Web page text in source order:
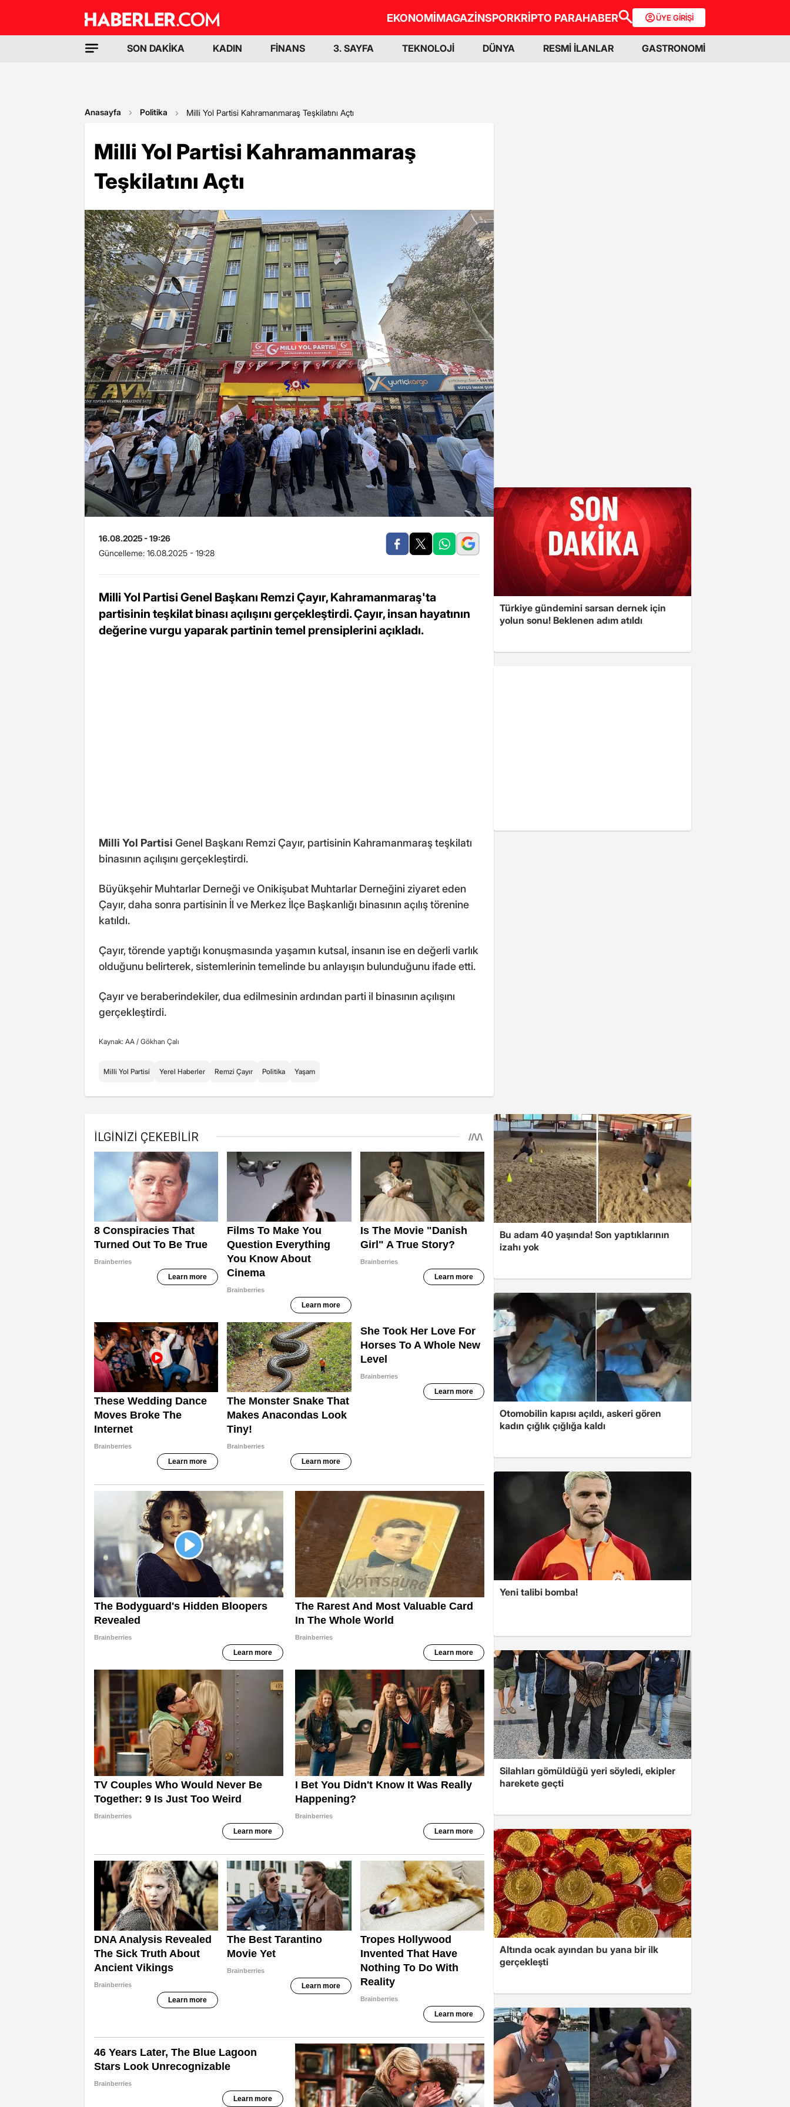
EKONOMİMAGAZİNSPORKRİPTO PARAHABER ÜYE GİRİŞİ
SON DAKİKA KADIN FİNANS 3. SAYFA TEKNOLOJİ DÜNYA RESMİ İLANLAR GASTRONOMİ
Anasayfa Politika Milli Yol Partisi Kahramanmaraş Teşkilatını Açtı
Milli Yol Partisi Kahramanmaraş
Teşkilatını Açtı
16.08.2025 - 19:26
Güncelleme: 16.08.2025 - 19:28
Milli Yol Partisi Genel Başkanı Remzi Çayır, Kahramanmaraş'ta
partisinin teşkilat binası açılışını gerçekleştirdi. Çayır, insan hayatının
değerine vurgu yaparak partinin temel prensiplerini açıkladı.
Milli Yol Partisi Genel Başkanı Remzi Çayır, partisinin Kahramanmaraş teşkilatı
binasının açılışını gerçekleştirdi.
Büyükşehir Muhtarlar Derneği ve Onikişubat Muhtarlar Derneğini ziyaret eden
Çayır, daha sonra partisinin İl ve Merkez İlçe Başkanlığı binasının açılış törenine
katıldı.
Çayır, törende yaptığı konuşmasında yaşamın kutsal, insanın ise en değerli varlık
olduğunu belirterek, sistemlerinin temelinde bu anlayışın bulunduğunu ifade etti.
Çayır ve beraberindekiler, dua edilmesinin ardından parti il binasının açılışını
gerçekleştirdi.
Kaynak: AA / Gökhan Çalı
Milli Yol Partisi Yerel Haberler Remzi Çayır Politika Yaşam
Türkiye gündemini sarsan dernek için
yolun sonu! Beklenen adım atıldı
Bu adam 40 yaşında! Son yaptıklarının
izahı yok
Otomobilin kapısı açıldı, askeri gören
kadın çığlık çığlığa kaldı
Yeni talibi bomba!
Silahları gömüldüğü yeri söyledi, ekipler
harekete geçti
Altında ocak ayından bu yana bir ilk
gerçekleşti